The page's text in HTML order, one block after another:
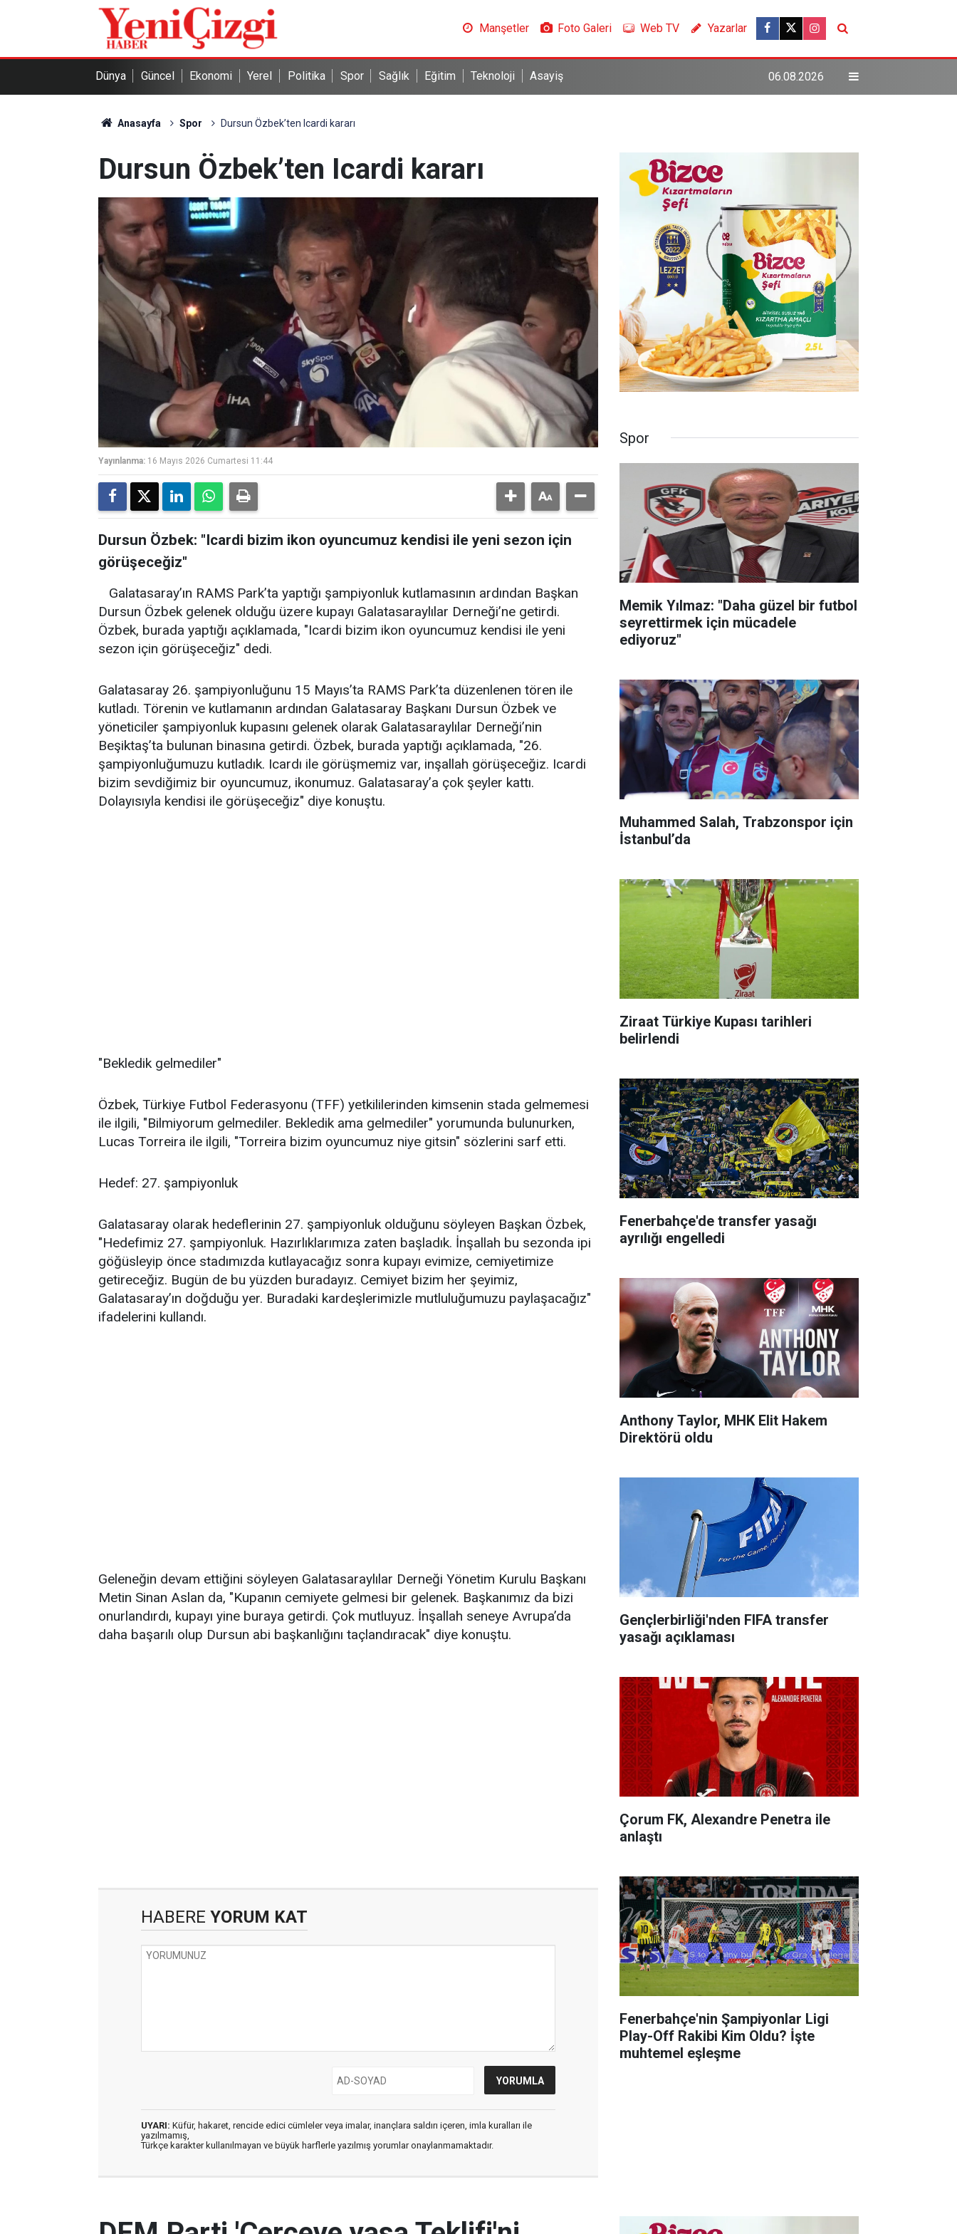
Manşetler Foto Galeri Web TV Yazarlar
Dünya Güncel Ekonomi Yerel Politika Spor Sağlık Eğitim Teknoloji Asayiş 06.08.2026
Anasayfa Spor Dursun Özbek’ten Icardi kararı
Dursun Özbek’ten Icardi kararı
Yayınlanma: 16 Mayıs 2026 Cumartesi 11:44
Dursun Özbek: "Icardi bizim ikon oyuncumuz kendisi ile yeni sezon için
görüşeceğiz"
Galatasaray’ın RAMS Park’ta yaptığı şampiyonluk kutlamasının ardından Başkan
Dursun Özbek gelenek olduğu üzere kupayı Galatasaraylılar Derneği’ne getirdi.
Özbek, burada yaptığı açıklamada, "Icardi bizim ikon oyuncumuz kendisi ile yeni
sezon için görüşeceğiz" dedi.
Galatasaray 26. şampiyonluğunu 15 Mayıs’ta RAMS Park’ta düzenlenen tören ile
kutladı. Törenin ve kutlamanın ardından Galatasaray Başkanı Dursun Özbek ve
yöneticiler şampiyonluk kupasını gelenek olarak Galatasaraylılar Derneği’nin
Beşiktaş’ta bulunan binasına getirdi. Özbek, burada yaptığı açıklamada, "26.
şampiyonluğumuzu kutladık. Icardı ile görüşmemiz var, inşallah görüşeceğiz. Icardi
bizim sevdiğimiz bir oyuncumuz, ikonumuz. Galatasaray’a çok şeyler kattı.
Dolayısıyla kendisi ile görüşeceğiz" diye konuştu.
"Bekledik gelmediler"
Özbek, Türkiye Futbol Federasyonu (TFF) yetkililerinden kimsenin stada gelmemesi
ile ilgili, "Bilmiyorum gelmediler. Bekledik ama gelmediler" yorumunda bulunurken,
Lucas Torreira ile ilgili, "Torreira bizim oyuncumuz niye gitsin" sözlerini sarf etti.
Hedef: 27. şampiyonluk
Galatasaray olarak hedeflerinin 27. şampiyonluk olduğunu söyleyen Başkan Özbek,
"Hedefimiz 27. şampiyonluk. Hazırlıklarımıza zaten başladık. İnşallah bu sezonda ipi
göğüsleyip önce stadımızda kutlayacağız sonra kupayı evimize, cemiyetimize
getireceğiz. Bugün de bu yüzden buradayız. Cemiyet bizim her şeyimiz,
Galatasaray’ın doğduğu yer. Buradaki kardeşlerimizle mutluluğumuzu paylaşacağız"
ifadelerini kullandı.
Geleneğin devam ettiğini söyleyen Galatasaraylılar Derneği Yönetim Kurulu Başkanı
Metin Sinan Aslan da, "Kupanın cemiyete gelmesi bir gelenek. Başkanımız da bizi
onurlandırdı, kupayı yine buraya getirdi. Çok mutluyuz. İnşallah seneye Avrupa’da
daha başarılı olup Dursun abi başkanlığını taçlandıracak" diye konuştu.
HABERE YORUM KAT
UYARI: Küfür, hakaret, rencide edici cümleler veya imalar, inançlara saldırı içeren, imla kuralları ile
yazılmamış,
Türkçe karakter kullanılmayan ve büyük harflerle yazılmış yorumlar onaylanmamaktadır.
Spor
Memik Yılmaz: "Daha güzel bir futbol
seyrettirmek için mücadele
ediyoruz"
Muhammed Salah, Trabzonspor için
İstanbul’da
Ziraat Türkiye Kupası tarihleri
belirlendi
Fenerbahçe'de transfer yasağı
ayrılığı engelledi
Anthony Taylor, MHK Elit Hakem
Direktörü oldu
Gençlerbirliği'nden FIFA transfer
yasağı açıklaması
Çorum FK, Alexandre Penetra ile
anlaştı
Fenerbahçe'nin Şampiyonlar Ligi
Play-Off Rakibi Kim Oldu? İşte
muhtemel eşleşme